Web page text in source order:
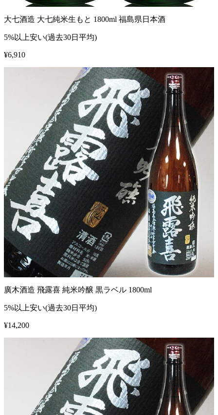
大七酒造 大七純米生もと 1800ml 福島県日本酒
5%以上安い(過去30日平均)
¥6,910
廣木酒造 飛露喜 純米吟醸 黒ラベル 1800ml
5%以上安い(過去30日平均)
¥14,200